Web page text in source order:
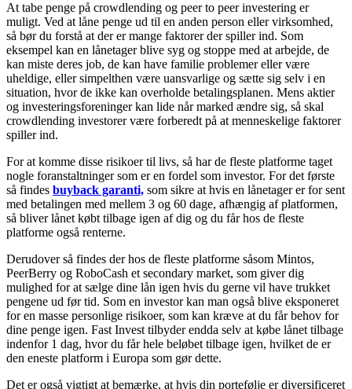
At tabe penge på crowdlending og peer to peer investering er
muligt. Ved at låne penge ud til en anden person eller virksomhed,
så bør du forstå at der er mange faktorer der spiller ind. Som
eksempel kan en lånetager blive syg og stoppe med at arbejde, de
kan miste deres job, de kan have familie problemer eller være
uheldige, eller simpelthen være uansvarlige og sætte sig selv i en
situation, hvor de ikke kan overholde betalingsplanen. Mens aktier
og investeringsforeninger kan lide når marked ændre sig, så skal
crowdlending investorer være forberedt på at menneskelige faktorer
spiller ind.
For at komme disse risikoer til livs, så har de fleste platforme taget
nogle foranstaltninger som er en fordel som investor. For det første
så findes buyback garanti, som sikre at hvis en lånetager er for sent
med betalingen med mellem 3 og 60 dage, afhængig af platformen,
så bliver lånet købt tilbage igen af dig og du får hos de fleste
platforme også renterne.
Derudover så findes der hos de fleste platforme såsom Mintos,
PeerBerry og RoboCash et secondary market, som giver dig
mulighed for at sælge dine lån igen hvis du gerne vil have trukket
pengene ud før tid. Som en investor kan man også blive eksponeret
for en masse personlige risikoer, som kan kræve at du får behov for
dine penge igen. Fast Invest tilbyder endda selv at købe lånet tilbage
indenfor 1 dag, hvor du får hele beløbet tilbage igen, hvilket de er
den eneste platform i Europa som gør dette.
Det er også vigtigt at bemærke, at hvis din portefølje er diversificeret